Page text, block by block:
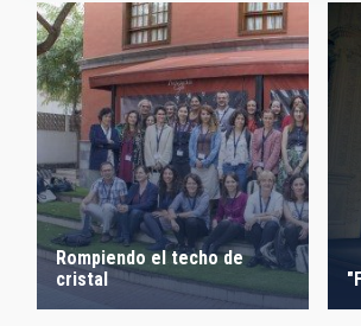
ASTROPHYSICAL
- Any -
AUTHORED ON
Rompiendo el techo de
cristal